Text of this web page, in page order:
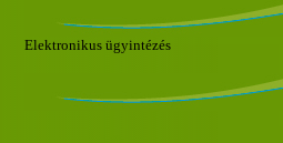
Elektronikus ügyintézés